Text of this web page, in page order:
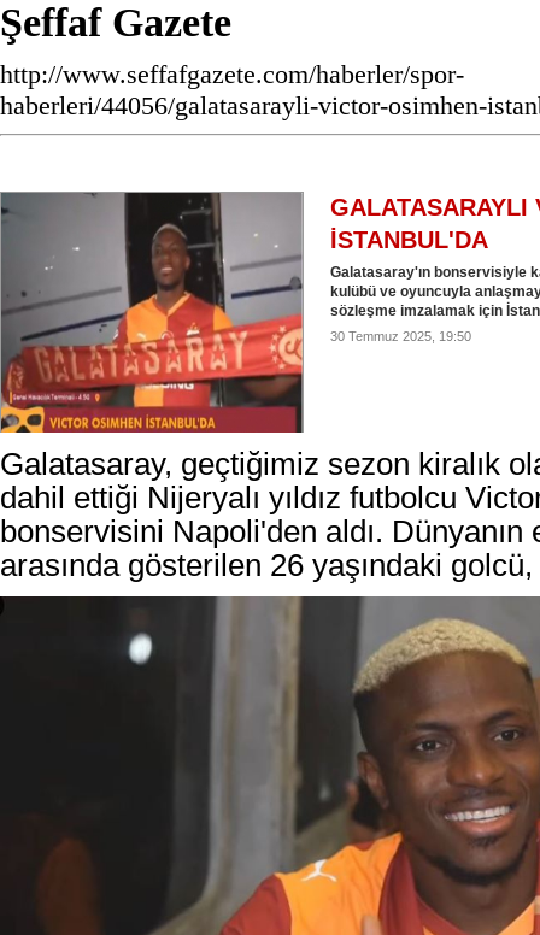
Şeffaf Gazete
http://www.seffafgazete.com/haberler/spor-
haberleri/44056/galatasarayli-victor-osimhen-
GALATASARAYLI
İSTANBUL'DA
Galatasaray'ın bonservisiyle
kulübü ve oyuncuyla
sözleşme imzalamak için
30 Temmuz 2025, 19:50
Galatasaray, geçtiğimiz sezon kiralık
dahil ettiği Nijeryalı yıldız futbolcu
bonservisini Napoli'den aldı.
arasında gösterilen 26 yaşındaki